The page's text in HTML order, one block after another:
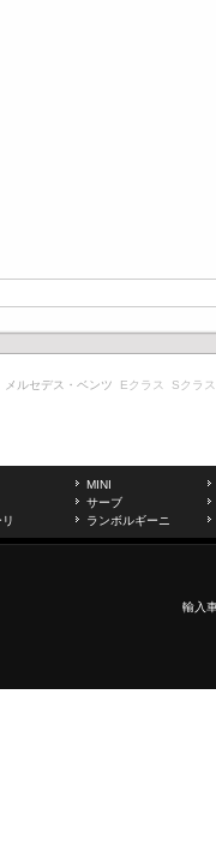
ルセデス・ベンツ Eクラス Sクラス
MINI
サーブ
ランボルギーニ
輸入